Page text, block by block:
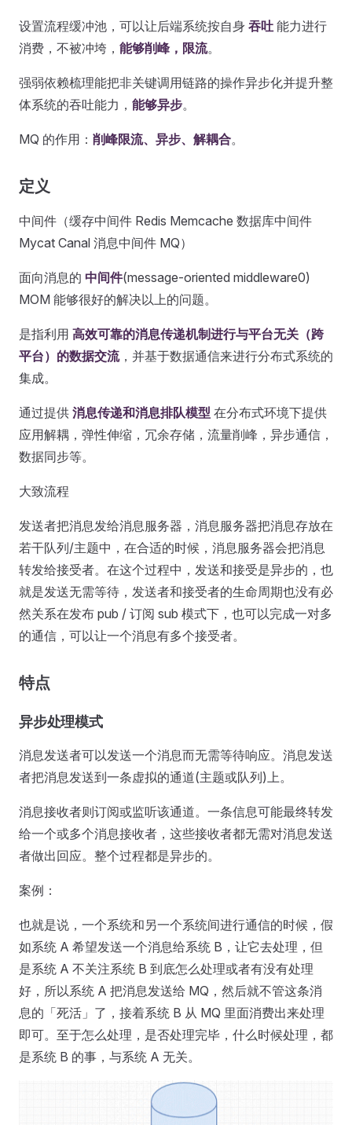
设置流程缓冲池，可以让后端系统按自身 吞吐 能力进行
消费，不被冲垮， 能够削峰，限流。
强弱依赖梳理能把非关键调用链路的操作异步化并提升整
体系统的吞吐能力， 能够异步。
MQ 的作用： 削峰限流、异步、解耦合。
定义
中间件（缓存中间件 Redis Memcache 数据库中间件
Mycat Canal 消息中间件 MQ）
面向消息的 中间件(message-oriented middleware0)
MOM 能够很好的解决以上的问题。
是指利用 高效可靠的消息传递机制进行与平台无关（跨
平台）的数据交流，并基于数据通信来进行分布式系统的
集成。
通过提供 消息传递和消息排队模型 在分布式环境下提供
应用解耦，弹性伸缩，冗余存储，流量削峰，异步通信，
数据同步等。
大致流程
发送者把消息发给消息服务器，消息服务器把消息存放在
若干队列/主题中，在合适的时候，消息服务器会把消息
转发给接受者。在这个过程中，发送和接受是异步的，也
就是发送无需等待，发送者和接受者的生命周期也没有必
然关系在发布 pub / 订阅 sub 模式下，也可以完成一对多
的通信，可以让一个消息有多个接受者。
特点
异步处理模式
消息发送者可以发送一个消息而无需等待响应。消息发送
者把消息发送到一条虚拟的通道(主题或队列)上。
消息接收者则订阅或监听该通道。一条信息可能最终转发
给一个或多个消息接收者，这些接收者都无需对消息发送
者做出回应。整个过程都是异步的。
案例：
也就是说，一个系统和另一个系统间进行通信的时候，假
如系统 A 希望发送一个消息给系统 B，让它去处理，但
是系统 A 不关注系统 B 到底怎么处理或者有没有处理
好，所以系统 A 把消息发送给 MQ，然后就不管这条消
息的「死活」了，接着系统 B 从 MQ 里面消费出来处理
即可。至于怎么处理，是否处理完毕，什么时候处理，都
是系统 B 的事，与系统 A 无关。